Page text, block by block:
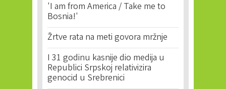
'I am from America / Take me to
Bosnia!'
Žrtve rata na meti govora mržnje
I 31 godinu kasnije dio medija u
Republici Srpskoj relativizira
genocid u Srebrenici